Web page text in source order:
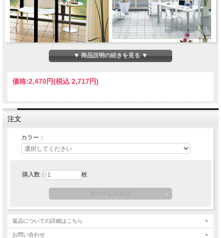
多彩なテイストにマッチするなめらかな大理石風の質感が特長。
発色にこだわったナチュラルな表情がバルコニーに落ち着きを与えます。
▼ 商品説明の続きを見る ▼
価格:2,470円(税込 2,717円)
注文
カラー：
購入数： 枚
返品についての詳細はこちら
お問い合わせ